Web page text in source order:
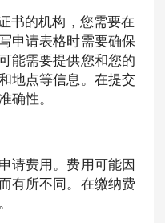
书的机构，您需要在
申请表格时需要确保
能需要提供您和您的
地点等信息。在提交
确性。
请费用。费用可能因
有所不同。在缴纳费